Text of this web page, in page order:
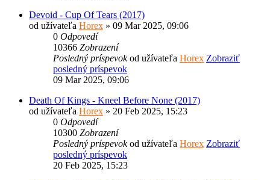
Devoid - Cup Of Tears (2017)
od užívateľa Horex » 09 Mar 2025, 09:06
0 Odpovedí
10366 Zobrazení
Posledný príspevokod užívateľa Horex Zobraziť
posledný príspevok
09 Mar 2025, 09:06
Death Of Kings - Kneel Before None (2017)
od užívateľa Horex » 20 Feb 2025, 15:23
0 Odpovedí
10300 Zobrazení
Posledný príspevokod užívateľa Horex Zobraziť
posledný príspevok
20 Feb 2025, 15:23